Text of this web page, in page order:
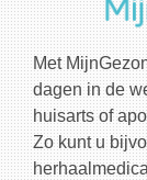
Met
dagen in de
huisarts of
Zo kunt u